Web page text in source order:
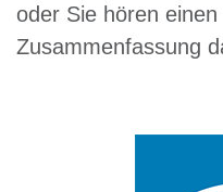
oder Sie hören
Zusammenfassung